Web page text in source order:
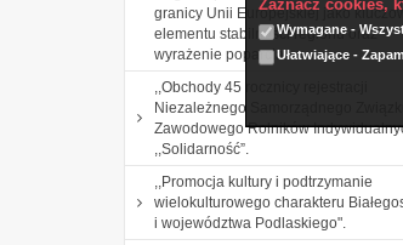
Zaznacz cookies,
Wymagane -
Ułatwiające -
granicy Unii Europejskiej jako
elementu stabilności regionu oraz
wyrażenie poparcia
,,Obchody 45 rocznicy rejestracji
Niezależnego Samorządnego Związku
Zawodowego Rolników
,,Solidarność”.
,,Promocja kultury i podtrzymanie
wielokulturowego charakteru
i województwa Podlaskiego".